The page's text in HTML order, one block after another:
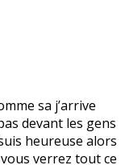
sa j’arrive
devant les gens
heureuse alors
verrez tout ce